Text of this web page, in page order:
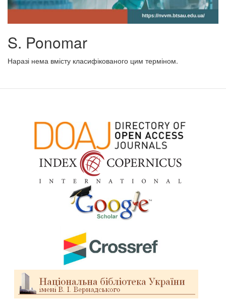
S. Ponomar
Наразі нема вмісту класифікованого цим терміном.